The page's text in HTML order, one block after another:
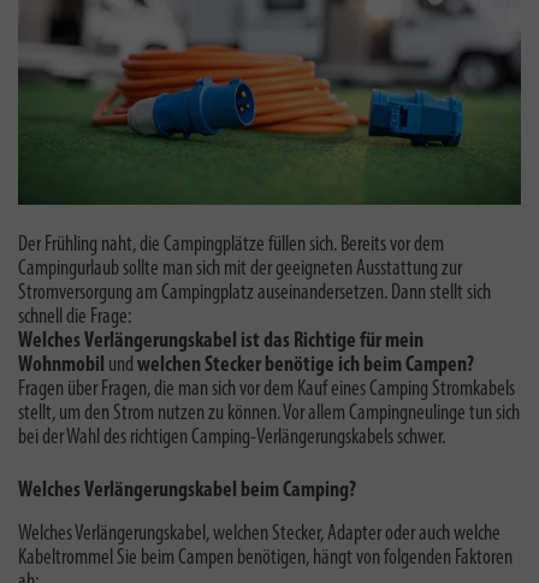
Der Frühling naht, die Campingplätze füllen sich. Bereits vor dem
Campingurlaub sollte man sich mit der geeigneten Ausstattung zur
Stromversorgung am Campingplatz auseinandersetzen. Dann stellt sich
schnell die Frage:
Welches Verlängerungskabel ist das Richtige für mein
Wohnmobil und welchen Stecker benötige ich beim Campen?
Fragen über Fragen, die man sich vor dem Kauf eines Camping Stromkabels
stellt, um den Strom nutzen zu können. Vor allem Campingneulinge tun sich
bei der Wahl des richtigen Camping-Verlängerungskabels schwer.
Welches Verlängerungskabel beim Camping?
Welches Verlängerungskabel, welchen Stecker, Adapter oder auch welche
Kabeltrommel Sie beim Campen benötigen, hängt von folgenden Faktoren